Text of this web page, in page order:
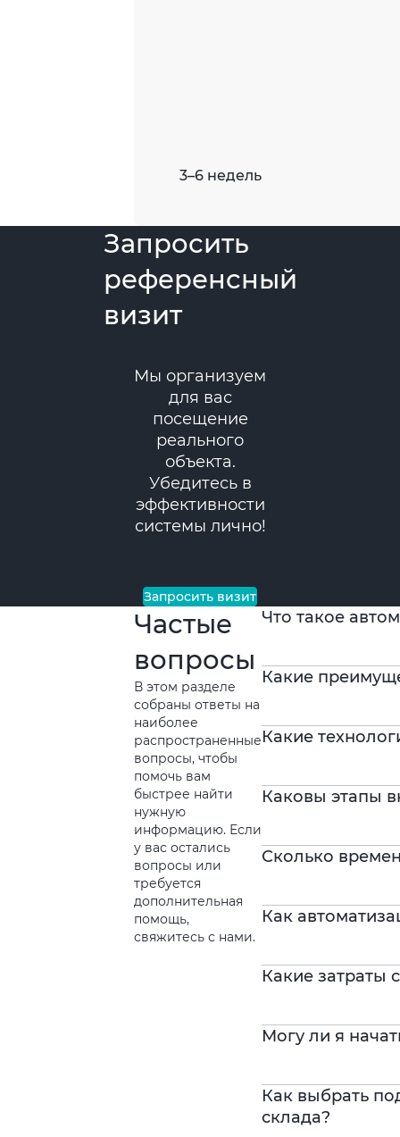
3–6 недель
Запросить
референсный
визит
Мы организуем
для вас
посещение
реального
объекта.
Убедитесь в
эффективности
системы лично!
Запросить визит
Частые
вопросы
В этом разделе
собраны ответы на
наиболее
распространенные
вопросы, чтобы
помочь вам
быстрее найти
нужную
информацию. Если
у вас остались
вопросы или
требуется
дополнительная
помощь,
свяжитесь с нами.
Что такое
Какие
Какие
Каковы этапы
Сколько
Как
Какие затраты
Могу ли я
Как выбрать
склада?